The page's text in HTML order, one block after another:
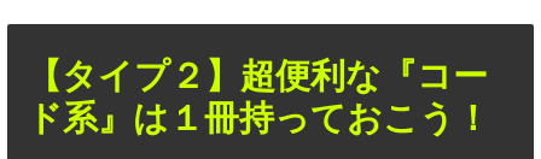
【タイプ２】超便利な『コー
ド系』は１冊持っておこう！